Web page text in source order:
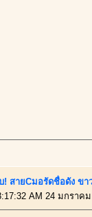
สายCมอรัดชื่อดัง ขา
AM 24 มกราค